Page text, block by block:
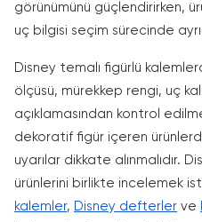
görünümünü güçlendirirken,
uç bilgisi seçim sürecinde
Disney temalı figürlü
ölçüsü, mürekkep rengi, uç
açıklamasından kontrol
dekoratif figür içeren
uyarılar dikkate alınmalıdır.
ürünlerini birlikte incelemek
kalemler, Disney defterler ve